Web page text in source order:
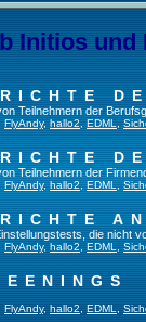
Initios und
Teilnehmern der
FlyAndy, hallo2 EDML
Teilnehmern der
FlyAndy, hallo2 EDML
die nicht
FlyAndy, hallo2 EDML
FlyAndy, hallo2 EDML